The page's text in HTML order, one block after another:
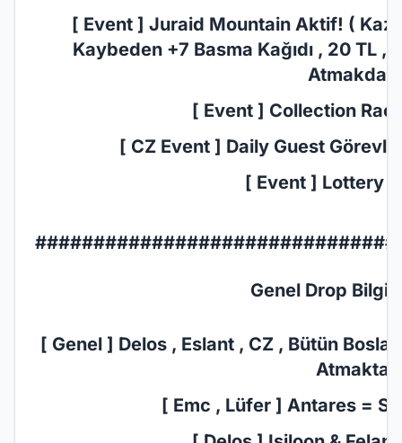
[ Event ] Juraid Mountain Aktif! (
Kaybeden +7 Basma Kağıdı , 20 TL
[ Event ] Collection
[ CZ Event ] Daily Guest
[ Event ] Lottery
Genel Drop
[ Genel ] Delos , Eslant , CZ , Bütün
[ Emc , Lüfer ] Antares =